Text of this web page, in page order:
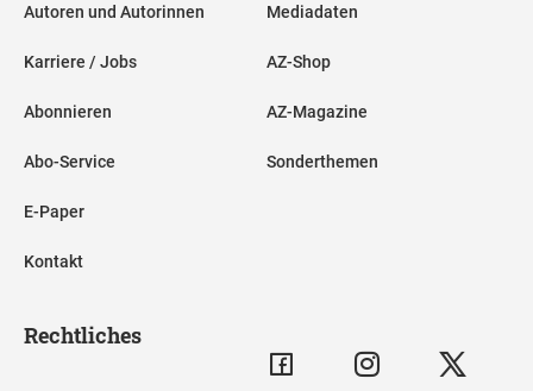
Autoren und Autorinnen
Karriere / Jobs
Abonnieren
Abo-Service
E-Paper
Kontakt
Mediadaten
AZ-Shop
AZ-Magazine
Sonderthemen
Rechtliches